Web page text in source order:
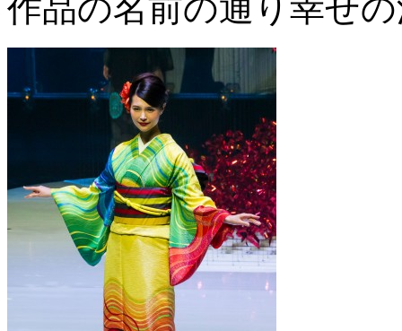
作品の名前の通り幸せ